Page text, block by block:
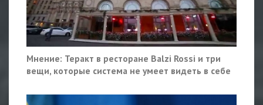
Мнение: Теракт в ресторане Balzi Rossi и три
вещи, которые система не умеет видеть в себе